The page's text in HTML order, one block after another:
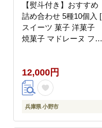
【熨斗付き】おすすめ
詰め合わせ 5種10個入 [
スイーツ 菓子 洋菓子
焼菓子 マドレーヌ フィ
ゼント ]【のし(お中
元)】
12,000円
兵庫県 小野市